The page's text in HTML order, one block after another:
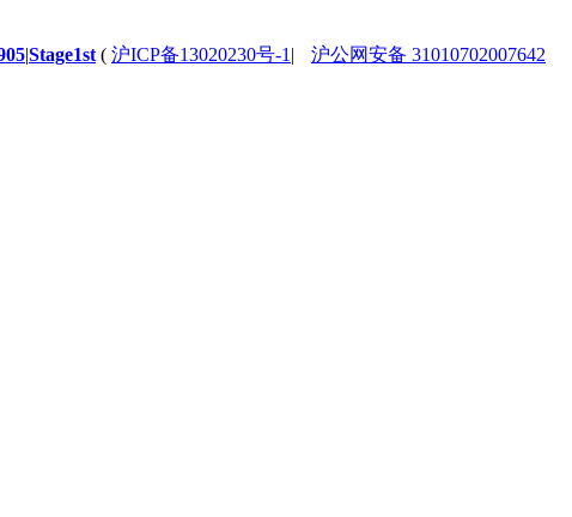
|Stage1st ( 沪ICP备13020230号-1 |
沪公网安备 31010702007642